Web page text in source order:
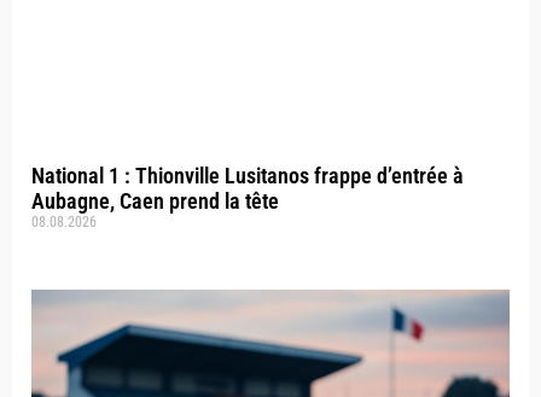
National 1 : Thionville Lusitanos frappe d’entrée à
Aubagne, Caen prend la tête
08.08.2026